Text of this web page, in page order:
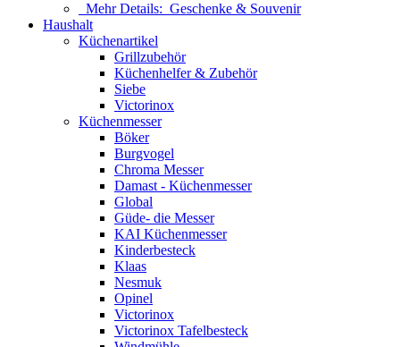
Mehr Details: Geschenke & Souvenir
Haushalt
Küchenartikel
Grillzubehör
Küchenhelfer & Zubehör
Siebe
Victorinox
Küchenmesser
Böker
Burgvogel
Chroma Messer
Damast - Küchenmesser
Global
Güde- die Messer
KAI Küchenmesser
Kinderbesteck
Klaas
Nesmuk
Opinel
Victorinox
Victorinox Tafelbesteck